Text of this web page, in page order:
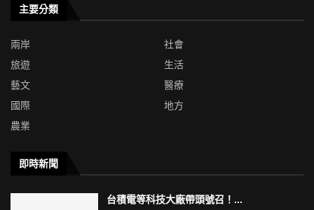
主要分類
兩岸
社會
旅遊
生活
藝文
醫療
國際
地方
農業
即時新聞
台積電等科技大廠帶頭號召！...